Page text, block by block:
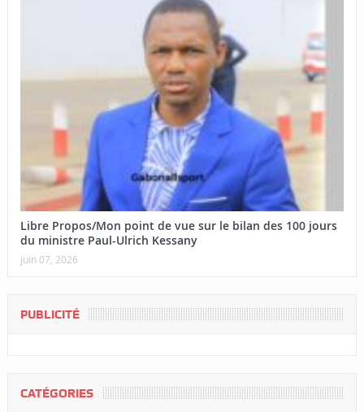
Libre Propos/Mon point de vue sur le bilan des 100 jours
du ministre Paul-Ulrich Kessany
juin 07, 2026
PUBLICITÉ
CATÉGORIES